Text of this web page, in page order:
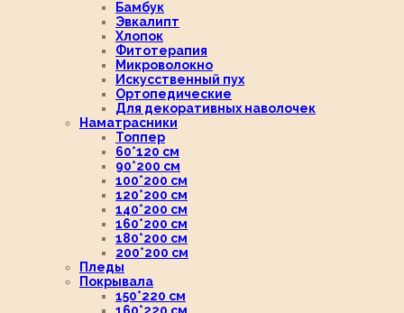
Бамбук
Эвкалипт
Хлопок
Фитотерапия
Микроволокно
Искусственный пух
Ортопедические
Для декоративных наволочек
Наматрасники
Топпер
60*120 см
90*200 см
100*200 см
120*200 см
140*200 см
160*200 см
180*200 см
200*200 см
Пледы
Покрывала
150*220 см
160*220 см